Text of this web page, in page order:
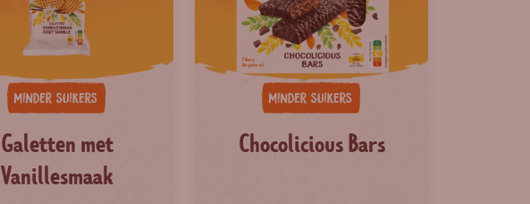
Galetten met
Vanillesmaak
Chocolicious Bars